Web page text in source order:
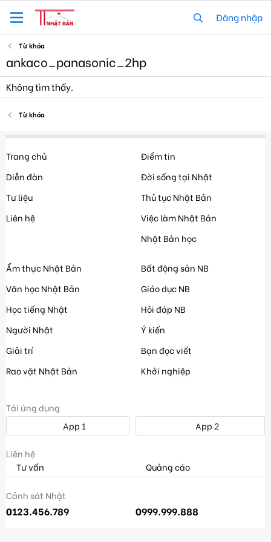
Đăng nhập
Từ khóa
ankaco_panasonic_2hp
Không tìm thấy.
Từ khóa
Trang chủ
Diễn đàn
Tư liệu
Liên hệ
Điểm tin
Đời sống tại Nhật
Thủ tục Nhật Bản
Việc làm Nhật Bản
Nhật Bản học
Ẩm thực Nhật Bản
Văn học Nhật Bản
Học tiếng Nhật
Người Nhật
Giải trí
Rao vặt Nhật Bản
Bất động sản NB
Giáo dục NB
Hỏi đáp NB
Ý kiến
Bạn đọc viết
Khởi nghiệp
Tải ứng dụng
App 1
App 2
Liên hệ
Tư vấn
Quảng cáo
Cảnh sát Nhật
0123.456.789 0999.999.888